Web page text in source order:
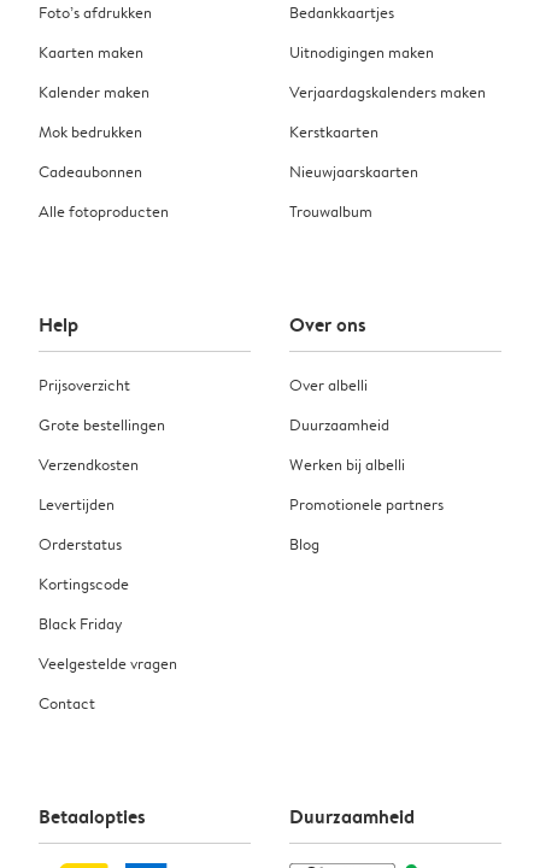
Foto’s afdrukken
Kaarten maken
Kalender maken
Mok bedrukken
Cadeaubonnen
Alle fotoproducten
Bedankkaartjes
Uitnodigingen maken
Verjaardagskalenders maken
Kerstkaarten
Nieuwjaarskaarten
Trouwalbum
Help
Prijsoverzicht
Grote bestellingen
Verzendkosten
Levertijden
Orderstatus
Kortingscode
Black Friday
Veelgestelde vragen
Contact
Over ons
Over albelli
Duurzaamheid
Werken bij albelli
Promotionele partners
Blog
Betaalopties Duurzaamheid